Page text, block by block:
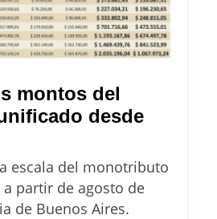
montos del
desde
escala del monotributo
a partir de agosto de
de Buenos Aires.